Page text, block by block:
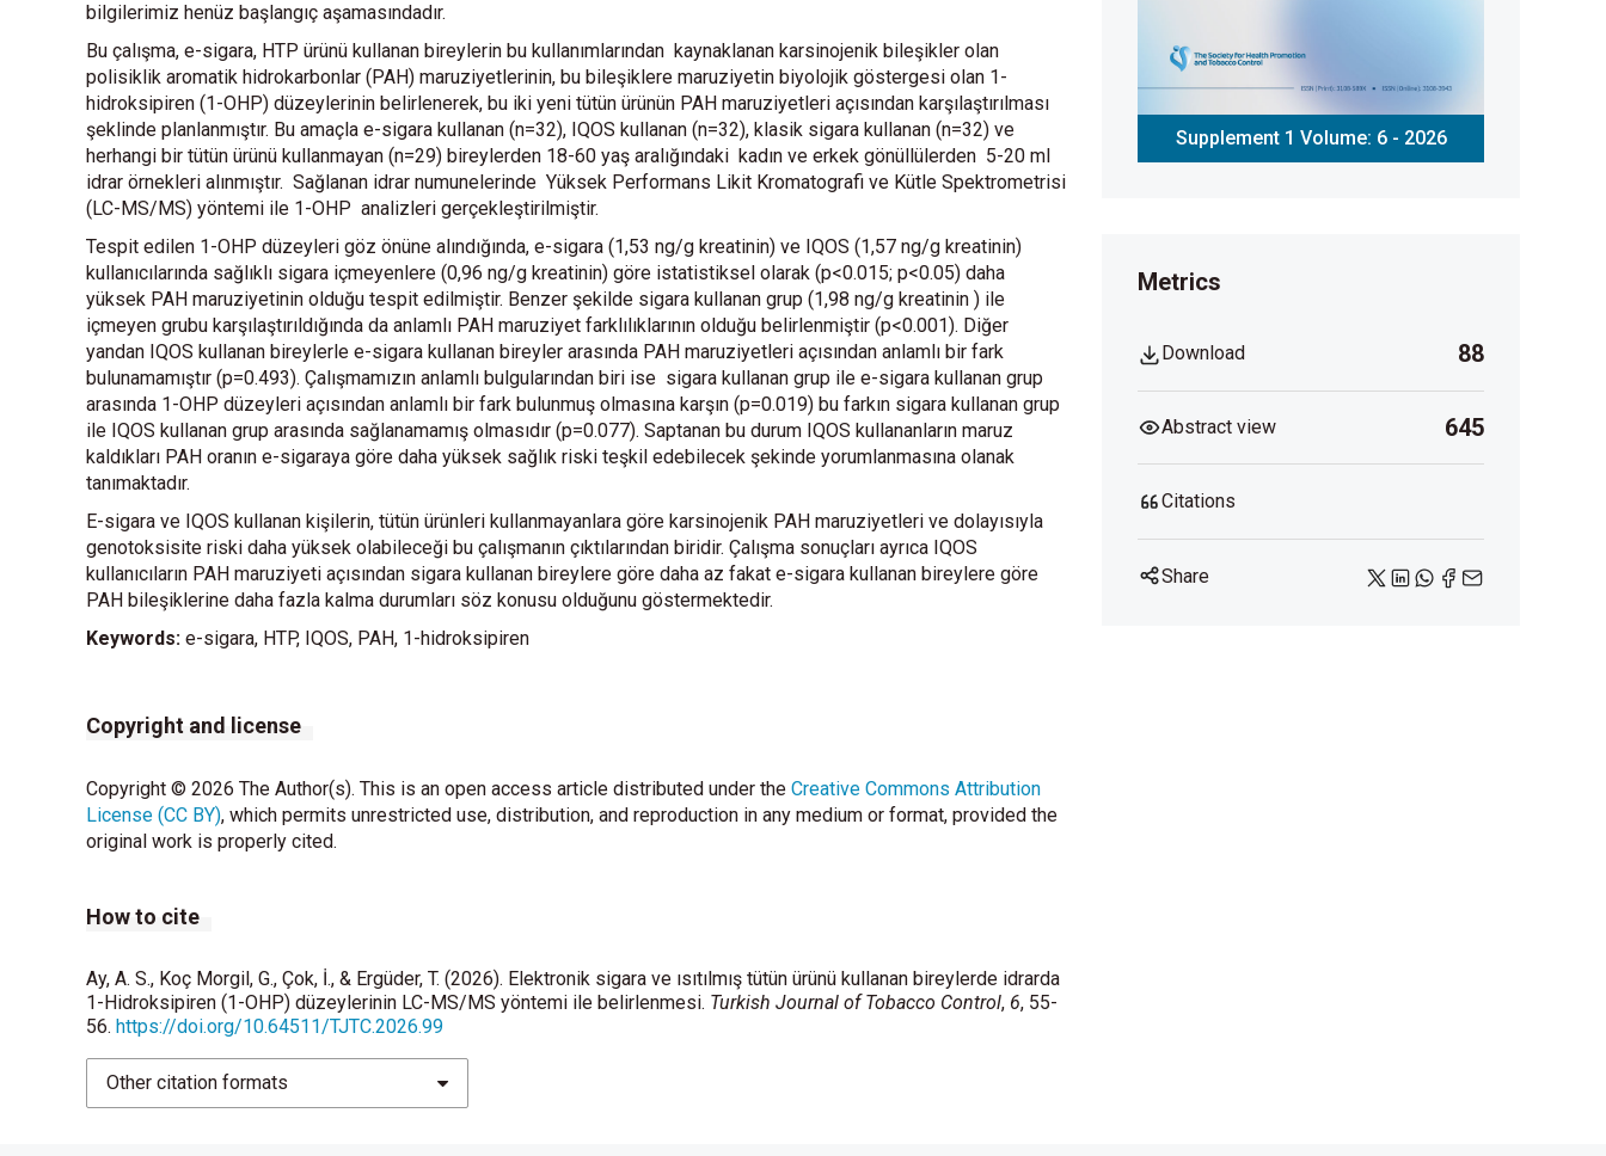
bilgilerimiz henüz başlangıç aşamasındadır.
Bu çalışma, e-sigara, HTP ürünü kullanan bireylerin bu kullanımlarından kaynaklanan karsinojenik bileşikler olan
polisiklik aromatik hidrokarbonlar (PAH) maruziyetlerinin, bu bileşiklere maruziyetin biyolojik göstergesi olan 1-
hidroksipiren (1-OHP) düzeylerinin belirlenerek, bu iki yeni tütün ürünün PAH maruziyetleri açısından karşılaştırılması
şeklinde planlanmıştır. Bu amaçla e-sigara kullanan (n=32), IQOS kullanan (n=32), klasik sigara kullanan (n=32) ve
herhangi bir tütün ürünü kullanmayan (n=29) bireylerden 18-60 yaş aralığındaki kadın ve erkek gönüllülerden 5-20 ml
idrar örnekleri alınmıştır. Sağlanan idrar numunelerinde Yüksek Performans Likit Kromatografi ve Kütle Spektrometrisi
(LC-MS/MS) yöntemi ile 1-OHP analizleri gerçekleştirilmiştir.
Tespit edilen 1-OHP düzeyleri göz önüne alındığında, e-sigara (1,53 ng/g kreatinin) ve IQOS (1,57 ng/g kreatinin)
kullanıcılarında sağlıklı sigara içmeyenlere (0,96 ng/g kreatinin) göre istatistiksel olarak (p<0.015; p<0.05) daha
yüksek PAH maruziyetinin olduğu tespit edilmiştir. Benzer şekilde sigara kullanan grup (1,98 ng/g kreatinin ) ile
içmeyen grubu karşılaştırıldığında da anlamlı PAH maruziyet farklılıklarının olduğu belirlenmiştir (p<0.001). Diğer
yandan IQOS kullanan bireylerle e-sigara kullanan bireyler arasında PAH maruziyetleri açısından anlamlı bir fark
bulunamamıştır (p=0.493). Çalışmamızın anlamlı bulgularından biri ise sigara kullanan grup ile e-sigara kullanan grup
arasında 1-OHP düzeyleri açısından anlamlı bir fark bulunmuş olmasına karşın (p=0.019) bu farkın sigara kullanan grup
ile IQOS kullanan grup arasında sağlanamamış olmasıdır (p=0.077). Saptanan bu durum IQOS kullananların maruz
kaldıkları PAH oranın e-sigaraya göre daha yüksek sağlık riski teşkil edebilecek şekinde yorumlanmasına olanak
tanımaktadır.
E-sigara ve IQOS kullanan kişilerin, tütün ürünleri kullanmayanlara göre karsinojenik PAH maruziyetleri ve dolayısıyla
genotoksisite riski daha yüksek olabileceği bu çalışmanın çıktılarından biridir. Çalışma sonuçları ayrıca IQOS
kullanıcıların PAH maruziyeti açısından sigara kullanan bireylere göre daha az fakat e-sigara kullanan bireylere göre
PAH bileşiklerine daha fazla kalma durumları söz konusu olduğunu göstermektedir.
Keywords: e-sigara, HTP, IQOS, PAH, 1-hidroksipiren
Copyright and license
Copyright © 2026 The Author(s). This is an open access article distributed under the Creative Commons Attribution
License (CC BY), which permits unrestricted use, distribution, and reproduction in any medium or format, provided the
original work is properly cited.
How to cite
Ay, A. S., Koç Morgil, G., Çok, İ., & Ergüder, T. (2026). Elektronik sigara ve ısıtılmış tütün ürünü kullanan bireylerde idrarda
1-Hidroksipiren (1-OHP) düzeylerinin LC-MS/MS yöntemi ile belirlenmesi. Turkish Journal of Tobacco Control, 6, 55-
56. https://doi.org/10.64511/TJTC.2026.99
Other citation formats
Supplement 1 Volume: 6 - 2026
Metrics
Download 88
Abstract view 645
Citations
Share